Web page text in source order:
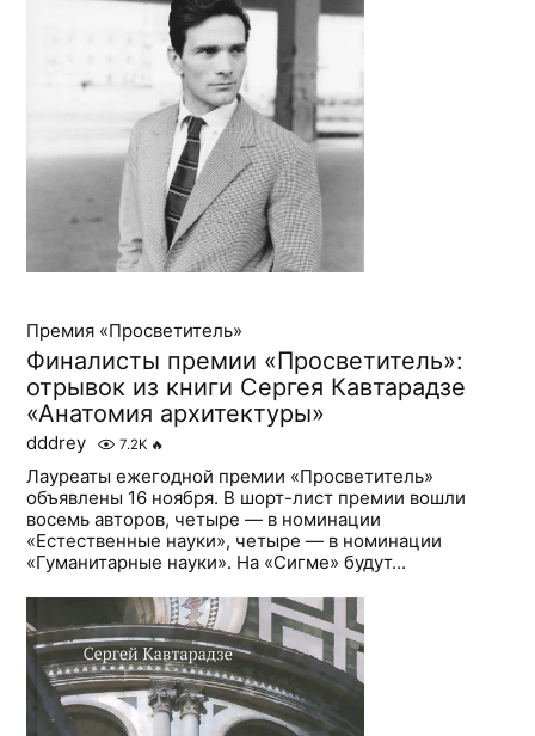
Премия «Просветитель»
Финалисты премии «Просветитель»:
отрывок из книги Сергея Кавтарадзе
«Анатомия архитектуры»
dddrey 7.2K 🔥
Лауреаты ежегодной премии «Просветитель»
объявлены 16 ноября. В шорт-лист премии вошли
восемь авторов, четыре — в номинации
«Естественные науки», четыре — в номинации
«Гуманитарные науки». На «Сигме» будут...